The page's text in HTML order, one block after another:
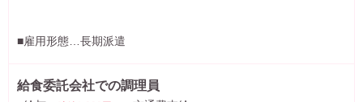
■雇用形態…長期派遣
給食委託会社での調理員